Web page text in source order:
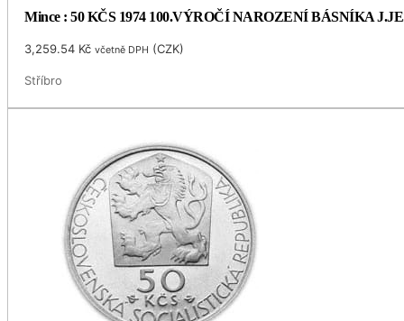
Mince : 50 KČS 1974 100.VÝROČÍ NAROZENÍ BÁSNÍKA
3,259.54 Kč včetně DPH (CZK)
Stříbro